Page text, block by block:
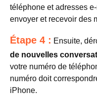
téléphone et adresses
envoyer et recevoir des
Étape 4 : Ensuite,
de nouvelles
votre numéro de
numéro doit
iPhone.